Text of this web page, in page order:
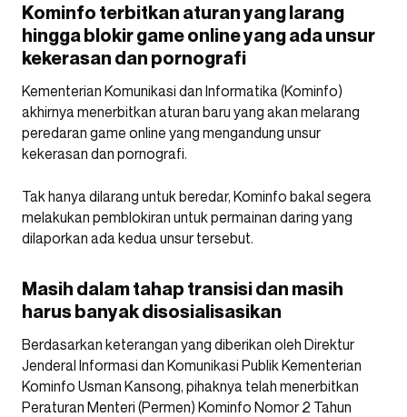
Kominfo terbitkan aturan yang larang
hingga blokir game online yang ada unsur
kekerasan dan pornografi
Kementerian Komunikasi dan Informatika (Kominfo)
akhirnya menerbitkan aturan baru yang akan melarang
peredaran game online yang mengandung unsur
kekerasan dan pornografi.
Tak hanya dilarang untuk beredar, Kominfo bakal segera
melakukan pemblokiran untuk permainan daring yang
dilaporkan ada kedua unsur tersebut.
Masih dalam tahap transisi dan masih
harus banyak disosialisasikan
Berdasarkan keterangan yang diberikan oleh Direktur
Jenderal Informasi dan Komunikasi Publik Kementerian
Kominfo Usman Kansong, pihaknya telah menerbitkan
Peraturan Menteri (Permen) Kominfo Nomor 2 Tahun